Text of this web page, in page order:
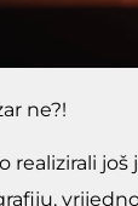
ne?!
realizirali